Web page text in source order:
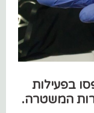
בפעילות
המשטרה.